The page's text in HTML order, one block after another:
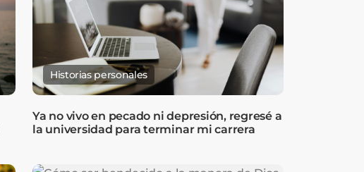
Historias personales
Ya no vivo en pecado ni depresión, regresé a
la universidad para terminar mi carrera